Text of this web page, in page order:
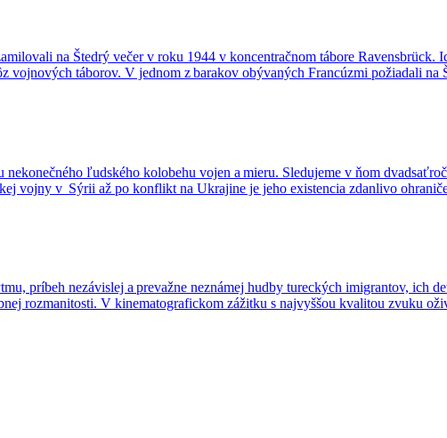
na Štedrý večer v roku 1944 v koncentračnom tábore
vojnových táborov. V jednom z barakov obývaných Francúzmi požiadali
ľudského kolobehu vojen a mieru. Sledujeme v ňom
vojny v Sýrii až po konflikt na Ukrajine je jeho existencia zdanlivo
príbeh nezávislej a prevažne neznámej hudby tureckých imigrantov, ich
rozmanitosti. V kinematografickom zážitku s najvyššou kvalitou zvuku